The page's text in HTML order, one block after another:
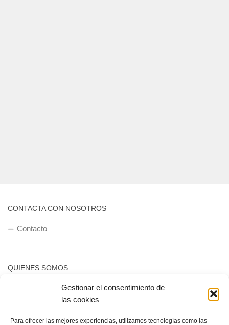
Gestionar el consentimiento de
las cookies
Para ofrecer las mejores experiencias, utilizamos tecnologías como las
CONTACTA CON NOSOTROS
Contacto
QUIENES SOMOS
Quienes somos